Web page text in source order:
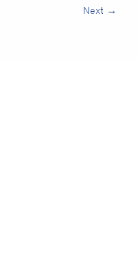
Next →